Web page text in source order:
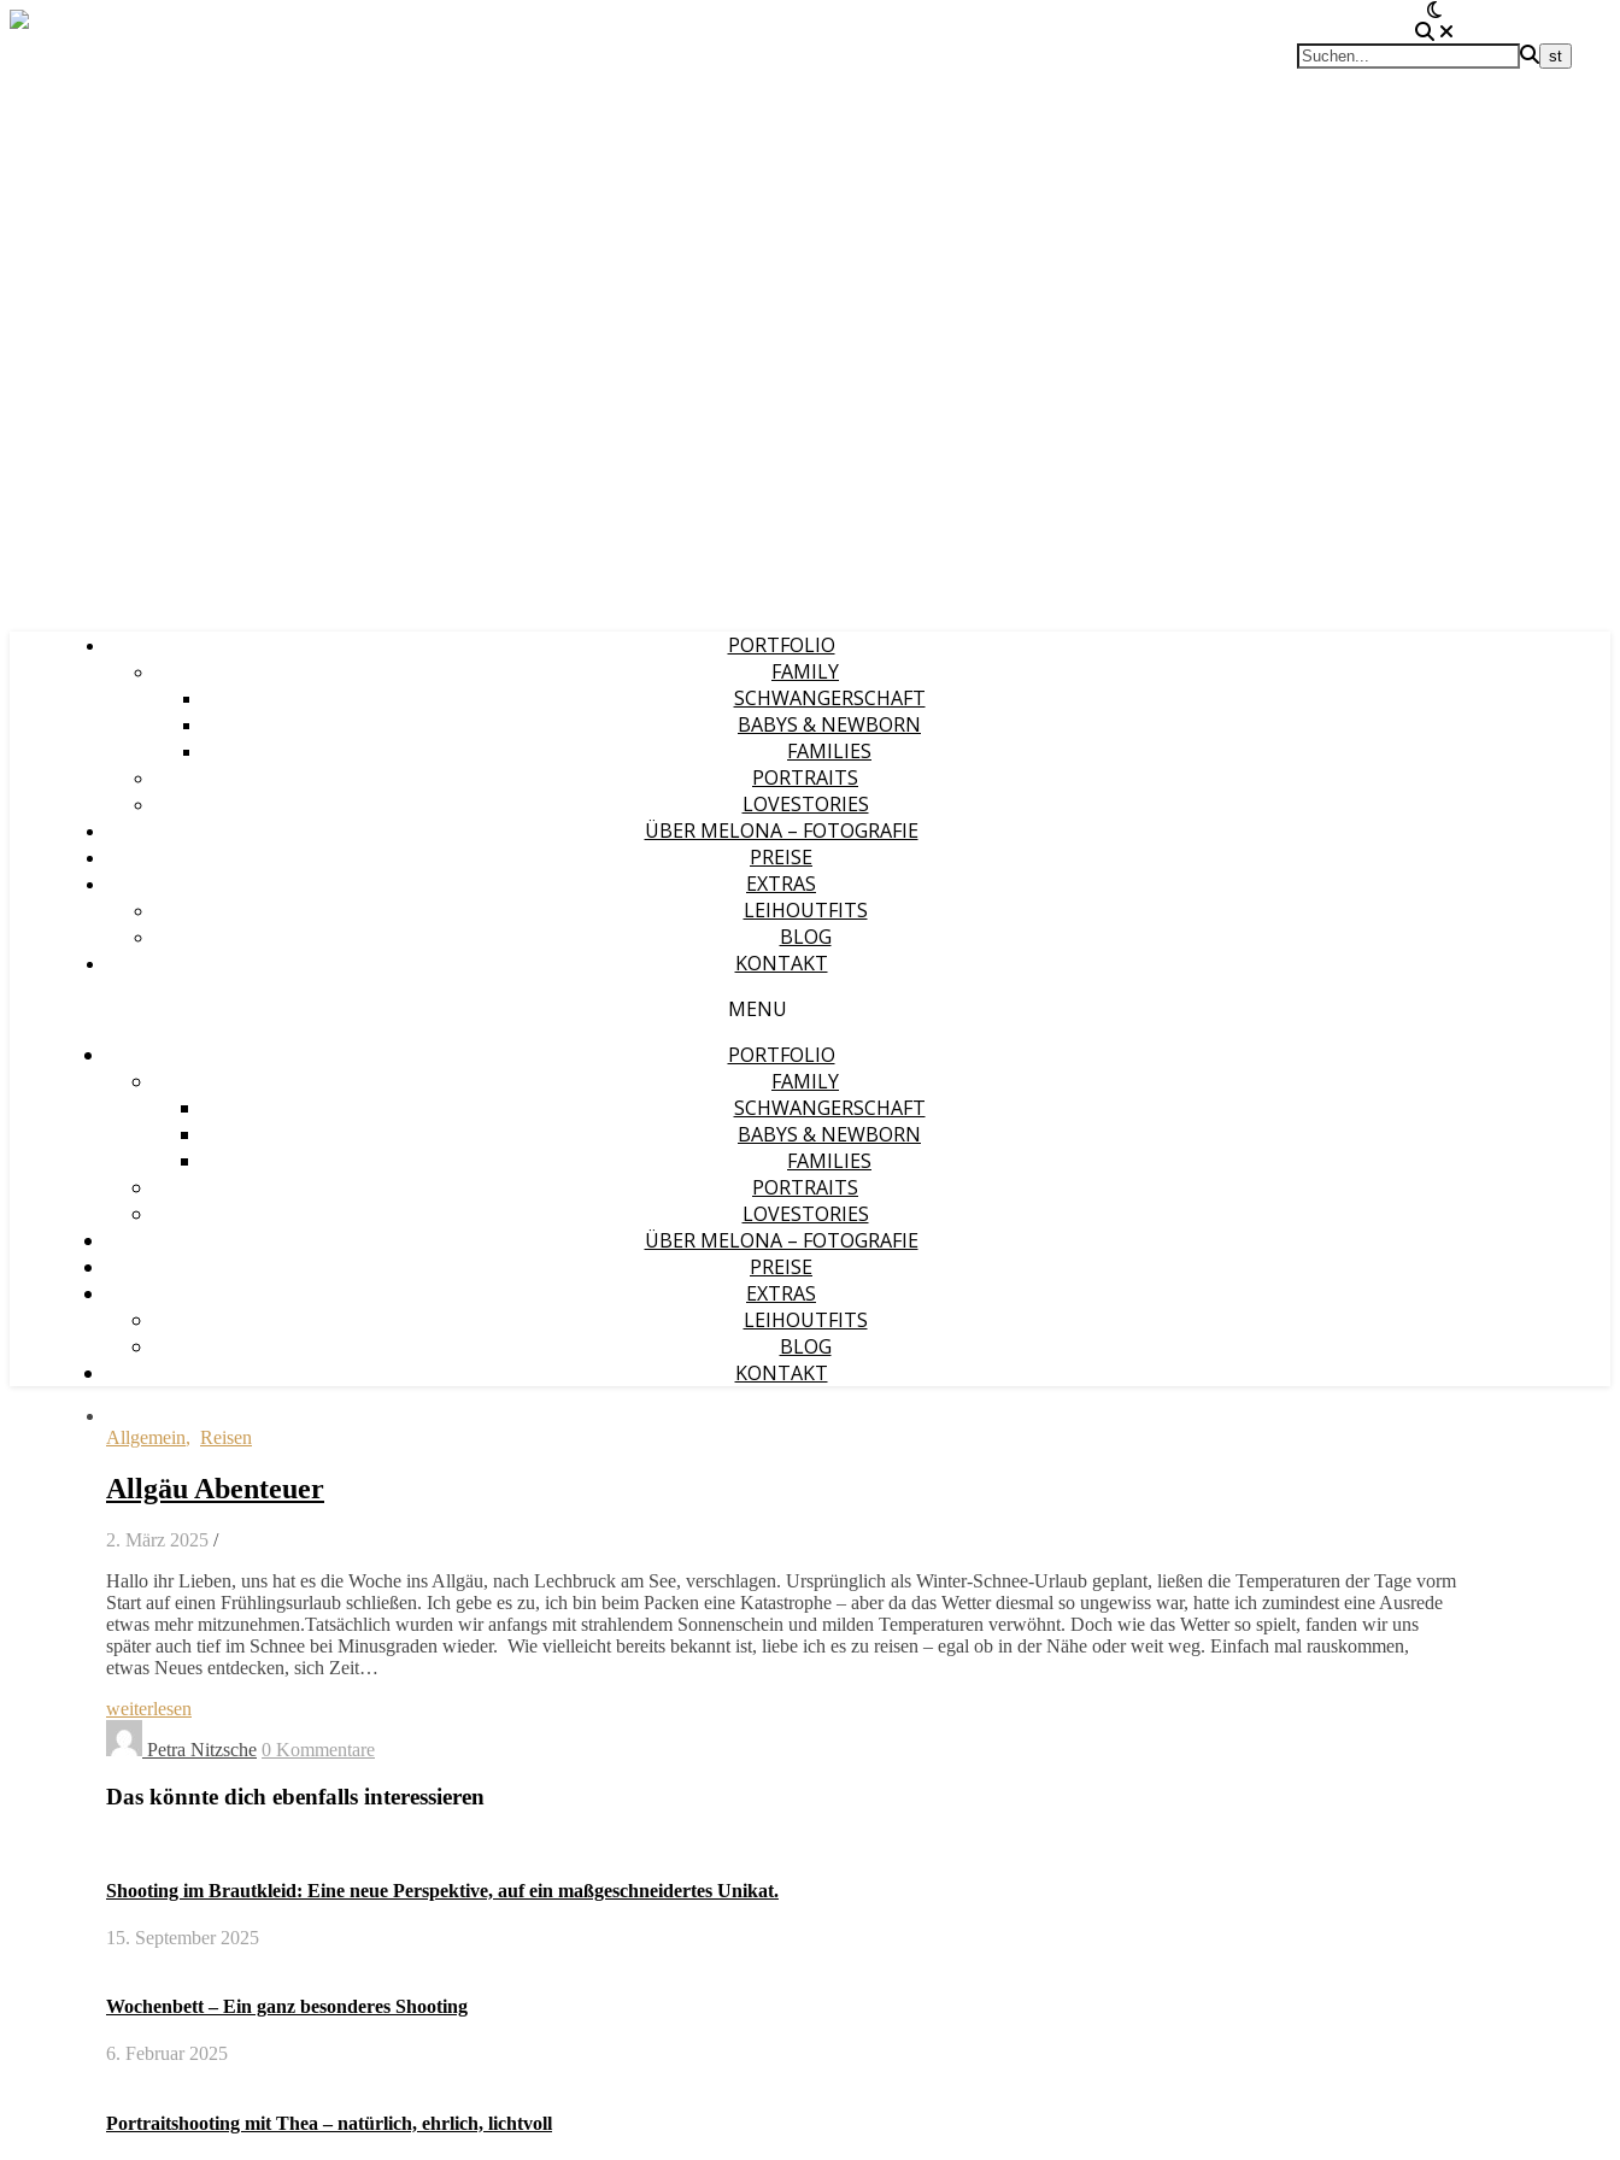
PORTFOLIO
FAMILY
SCHWANGERSCHAFT
BABYS & NEWBORN
FAMILIES
PORTRAITS
LOVESTORIES
ÜBER MELONA – FOTOGRAFIE
PREISE
EXTRAS
LEIHOUTFITS
BLOG
KONTAKT
MENU
PORTFOLIO
FAMILY
SCHWANGERSCHAFT
BABYS & NEWBORN
FAMILIES
PORTRAITS
LOVESTORIES
ÜBER MELONA – FOTOGRAFIE
PREISE
EXTRAS
LEIHOUTFITS
BLOG
KONTAKT
Allgemein, Reisen
Allgäu Abenteuer
2. März 2025 /
Hallo ihr Lieben, uns hat es die Woche ins Allgäu, nach Lechbruck am See, verschlagen. Ursprünglich als Winter-Schnee-Urlaub geplant, ließen die Temperaturen der Tage vorm
Start auf einen Frühlingsurlaub schließen. Ich gebe es zu, ich bin beim Packen eine Katastrophe – aber da das Wetter diesmal so ungewiss war, hatte ich zumindest eine Ausrede
etwas mehr mitzunehmen.Tatsächlich wurden wir anfangs mit strahlendem Sonnenschein und milden Temperaturen verwöhnt. Doch wie das Wetter so spielt, fanden wir uns
später auch tief im Schnee bei Minusgraden wieder. Wie vielleicht bereits bekannt ist, liebe ich es zu reisen – egal ob in der Nähe oder weit weg. Einfach mal rauskommen,
etwas Neues entdecken, sich Zeit…
weiterlesen
Petra Nitzsche 0 Kommentare
Das könnte dich ebenfalls interessieren
Shooting im Brautkleid: Eine neue Perspektive, auf ein maßgeschneidertes Unikat.
15. September 2025
Wochenbett – Ein ganz besonderes Shooting
6. Februar 2025
Portraitshooting mit Thea – natürlich, ehrlich, lichtvoll